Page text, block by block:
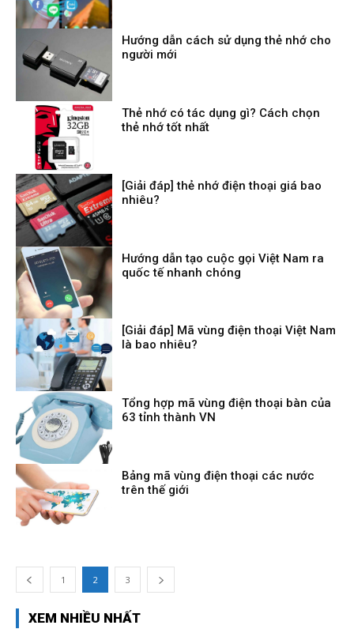
Hướng dẫn cách sử dụng thẻ nhớ cho
người mới
Thẻ nhớ có tác dụng gì? Cách chọn
thẻ nhớ tốt nhất
[Giải đáp] thẻ nhớ điện thoại giá bao
nhiêu?
Hướng dẫn tạo cuộc gọi Việt Nam ra
quốc tế nhanh chóng
[Giải đáp] Mã vùng điện thoại Việt Nam
là bao nhiêu?
Tổng hợp mã vùng điện thoại bàn của
63 tỉnh thành VN
Bảng mã vùng điện thoại các nước
trên thế giới
1 2 3
XEM NHIỀU NHẤT